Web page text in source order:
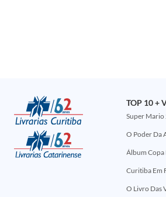
TOP 10 +
Super Mario
O Poder Da
Álbum Copa
Curitiba Em
O Livro Das